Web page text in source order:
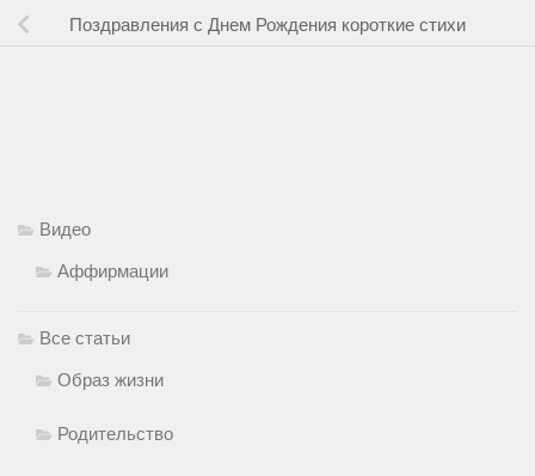
Поздравления с Днем Рождения короткие стихи
Видео
Аффирмации
Все статьи
Образ жизни
Родительство